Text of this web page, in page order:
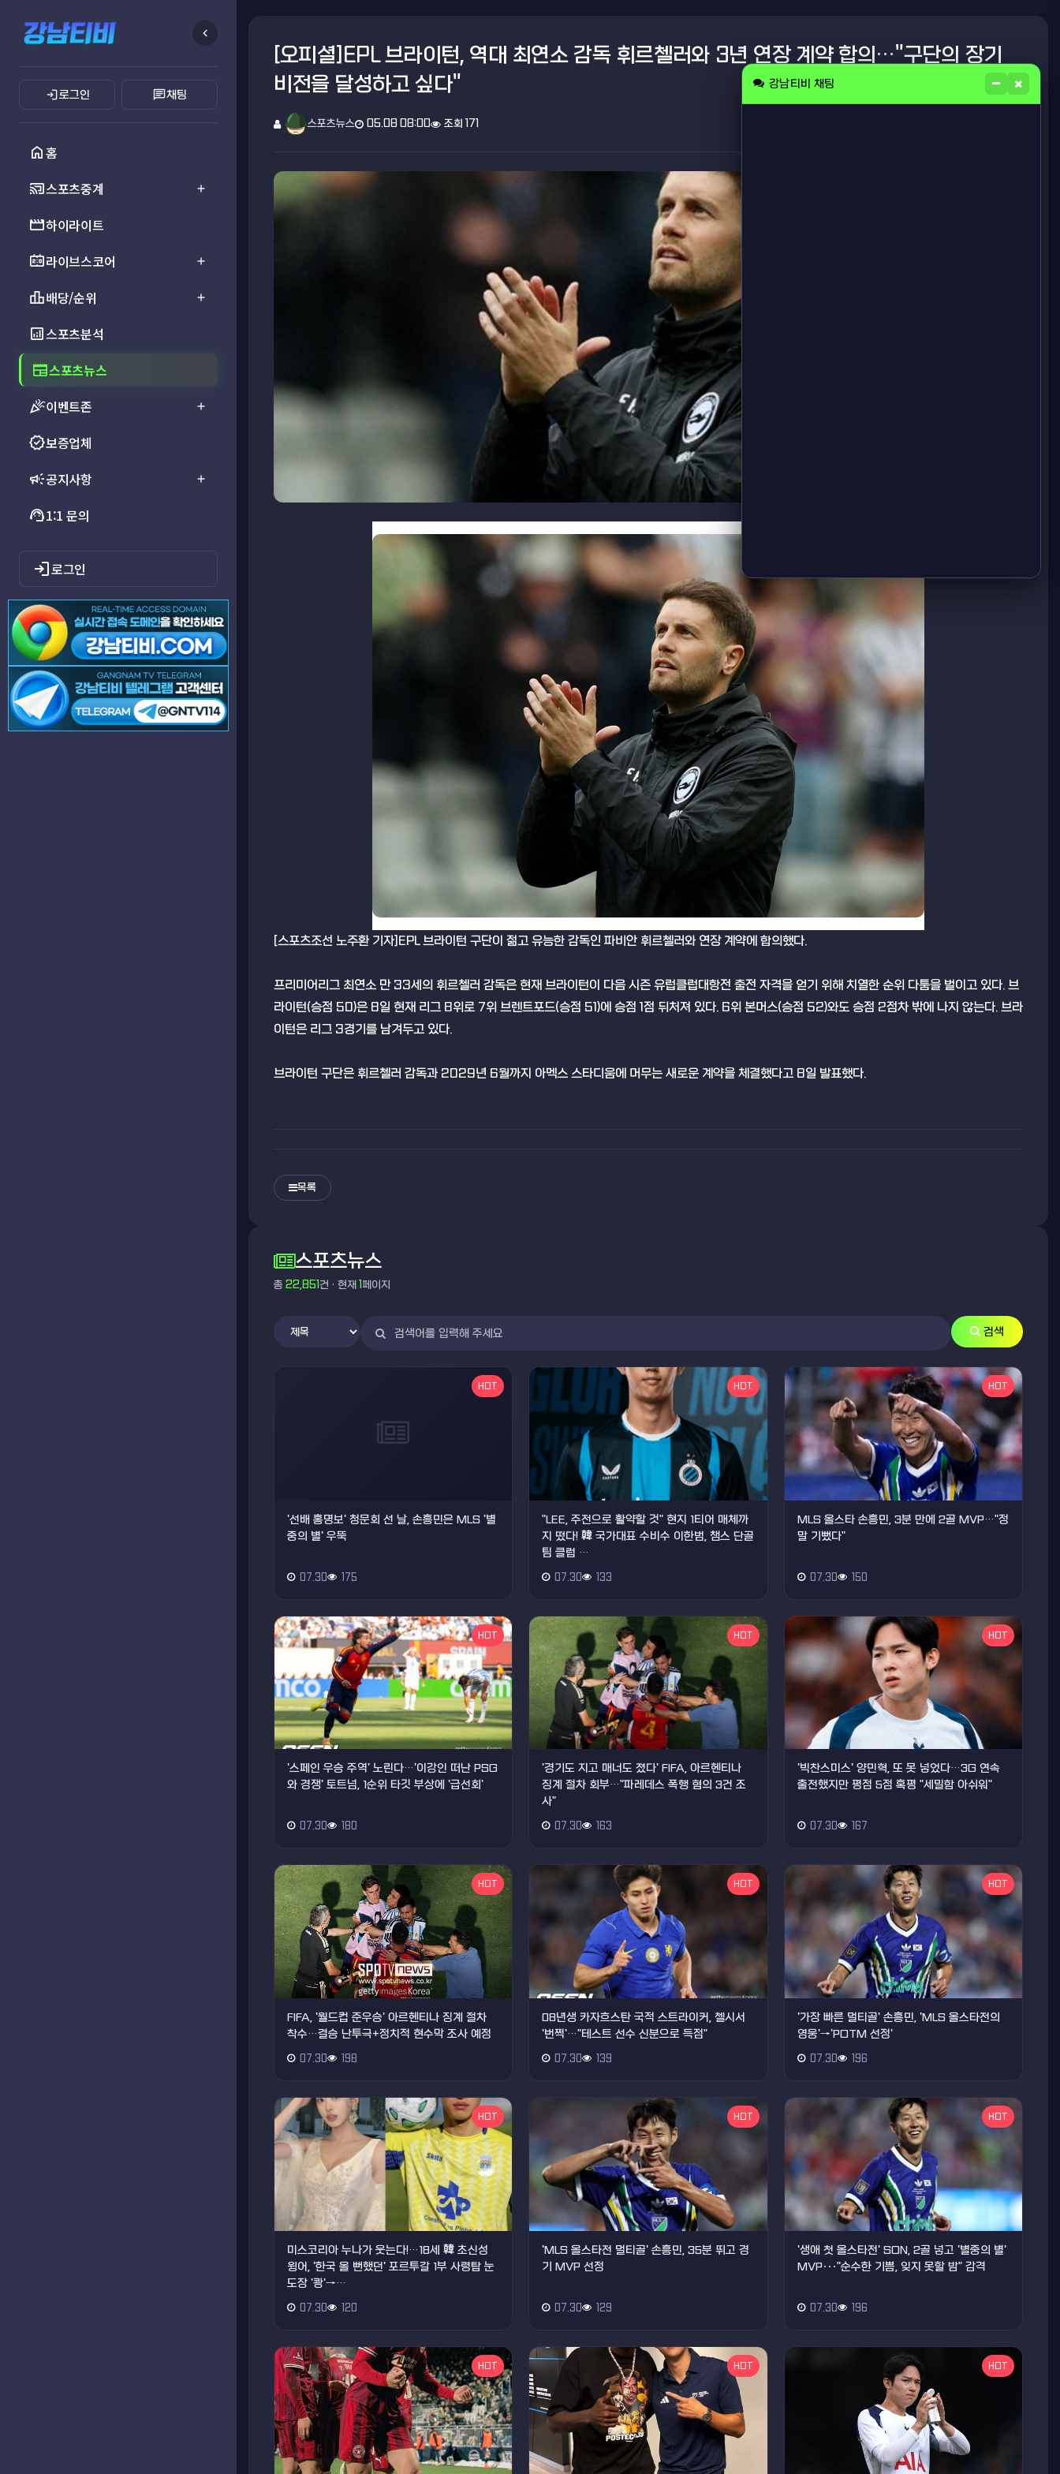
chevron_left
login로그인 chat채팅
home홈
cast_connected스포츠중계 add
movie하이라이트
scoreboard라이브스코어 add
leaderboard배당/순위 add
analytics스포츠분석
newspaper스포츠뉴스
celebration이벤트존 add
verified보증업체
campaign공지사항 add
support_agent1:1 문의
login로그인
[오피셜]EPL 브라이턴, 역대 최연소 감독 휘르첼러와 3년 연장 계약 합의…"구단의 장기
비전을 달성하고 싶다"
스포츠뉴스 05.08 08:00 조회 171
[스포츠조선 노주환 기자]EPL 브라이턴 구단이 젊고 유능한 감독인 파비안 휘르첼러와 연장 계약에 합의했다.
프리미어리그 최연소 만 33세의 휘르첼러 감독은 현재 브라이턴이 다음 시즌 유럽클럽대항전 출전 자격을 얻기 위해 치열한 순위 다툼을 벌이고 있다. 브
라이턴(승점 50)은 8일 현재 리그 8위로 7위 브렌트포드(승점 51)에 승점 1점 뒤처져 있다. 6위 본머스(승점 52)와도 승점 2점차 밖에 나지 않는다. 브라
이턴은 리그 3경기를 남겨두고 있다.
브라이턴 구단은 휘르첼러 감독과 2029년 6월까지 아멕스 스타디움에 머무는 새로운 계약을 체결했다고 8일 발표했다.
목록
스포츠뉴스
총 22,851건 · 현재 1 페이지
검색
HOT
'선배 홍명보' 청문회 선 날, 손흥민은 MLS '별
중의 별' 우뚝
07.30 175
HOT
"LEE, 주전으로 활약할 것" 현지 1티어 매체까
지 떴다! 韓 국가대표 수비수 이한범, 챔스 단골
팀 클럽 …
07.30 133
HOT
MLS 올스타 손흥민, 3분 만에 2골 MVP…"정
말 기뻤다"
07.30 150
HOT
'스페인 우승 주역' 노린다…'이강인 떠난 PSG
와 경쟁' 토트넘, 1순위 타깃 부상에 '급선회'
07.30 180
HOT
'경기도 지고 매너도 졌다' FIFA, 아르헨티나
징계 절차 회부…"파레데스 폭행 혐의 3건 조
사"
07.30 163
HOT
'빅찬스미스' 양민혁, 또 못 넣었다…3G 연속
출전했지만 평점 5점 혹평 "세밀함 아쉬워"
07.30 167
HOT
FIFA, '월드컵 준우승' 아르헨티나 징계 절차
착수…결승 난투극+정치적 현수막 조사 예정
07.30 198
HOT
08년생 카자흐스탄 국적 스트라이커, 첼시서
'번쩍'…"테스트 선수 신분으로 득점"
07.30 139
HOT
'가장 빠른 멀티골' 손흥민, 'MLS 올스타전의
영웅'→'POTM 선정'
07.30 196
HOT
미스코리아 누나가 웃는다!…18세 韓 초신성
윙어, '한국 올 뻔했던' 포르투갈 1부 사령탑 눈
도장 '쾅'→…
07.30 120
HOT
'MLS 올스타전 멀티골' 손흥민, 35분 뛰고 경
기 MVP 선정
07.30 129
HOT
'생애 첫 올스타전' SON, 2골 넣고 '별중의 별'
MVP···"순수한 기쁨, 잊지 못할 밤" 감격
07.30 196
HOT HOT HOT
강남티비 채팅